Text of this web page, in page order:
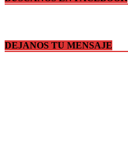
DEJANOS TU MENSAJE